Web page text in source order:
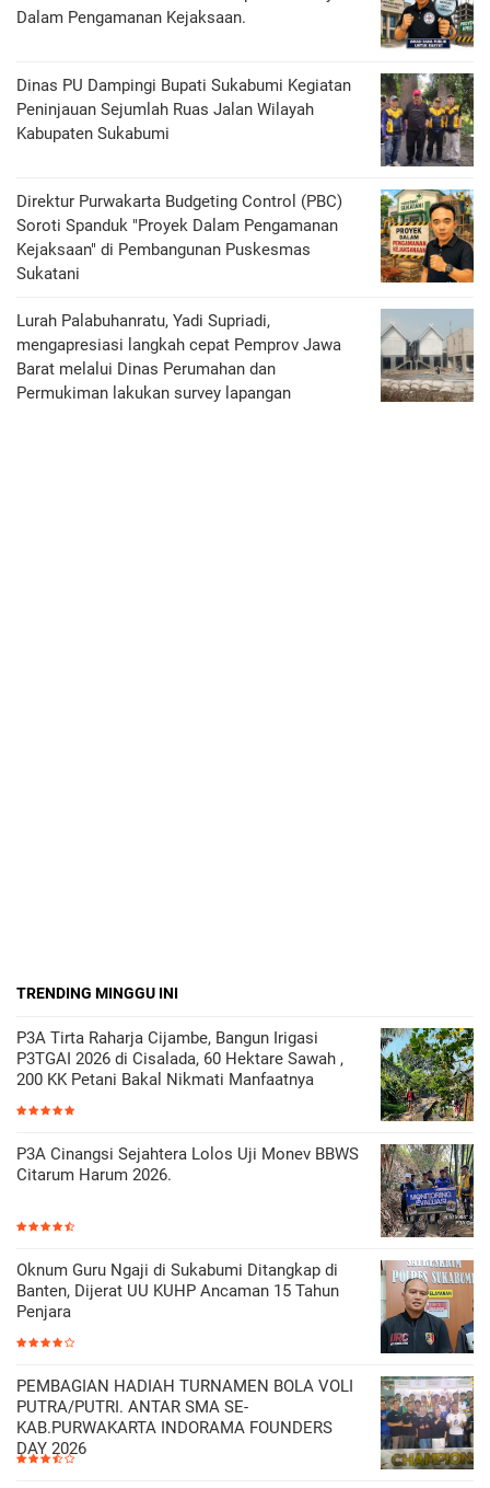
Dalam Pengamanan Kejaksaan.
Dinas PU Dampingi Bupati Sukabumi Kegiatan
Peninjauan Sejumlah Ruas Jalan Wilayah
Kabupaten Sukabumi
Direktur Purwakarta Budgeting Control (PBC)
Soroti Spanduk "Proyek Dalam Pengamanan
Kejaksaan" di Pembangunan Puskesmas
Sukatani
Lurah Palabuhanratu, Yadi Supriadi,
mengapresiasi langkah cepat Pemprov Jawa
Barat melalui Dinas Perumahan dan
Permukiman lakukan survey lapangan
TRENDING MINGGU INI
P3A Tirta Raharja Cijambe, Bangun Irigasi
P3TGAI 2026 di Cisalada, 60 Hektare Sawah ,
200 KK Petani Bakal Nikmati Manfaatnya
P3A Cinangsi Sejahtera Lolos Uji Monev BBWS
Citarum Harum 2026.
Oknum Guru Ngaji di Sukabumi Ditangkap di
Banten, Dijerat UU KUHP Ancaman 15 Tahun
Penjara
PEMBAGIAN HADIAH TURNAMEN BOLA VOLI
PUTRA/PUTRI. ANTAR SMA SE-
KAB.PURWAKARTA INDORAMA FOUNDERS
DAY 2026